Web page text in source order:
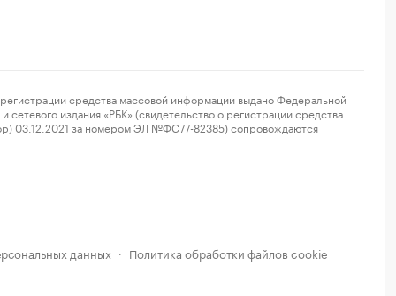
средства массовой информации выдано Федеральной
издания «РБК» (свидетельство о регистрации средства
03.12.2021 за номером ЭЛ №ФС77-82385) сопровождаются
данных · Политика обработки файлов cookie